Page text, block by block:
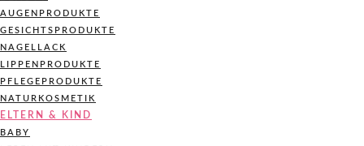
AUGENPRODUKTE
GESICHTSPRODUKTE
NAGELLACK
LIPPENPRODUKTE
PFLEGEPRODUKTE
NATURKOSMETIK
ELTERN & KIND
BABY